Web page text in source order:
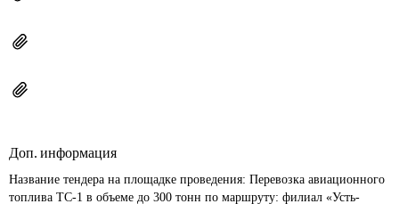
Доп. информация
Название тендера на площадке проведения: Перевозка авиационного
топлива ТС-1 в объеме до 300 тонн по маршруту: филиал «Усть-